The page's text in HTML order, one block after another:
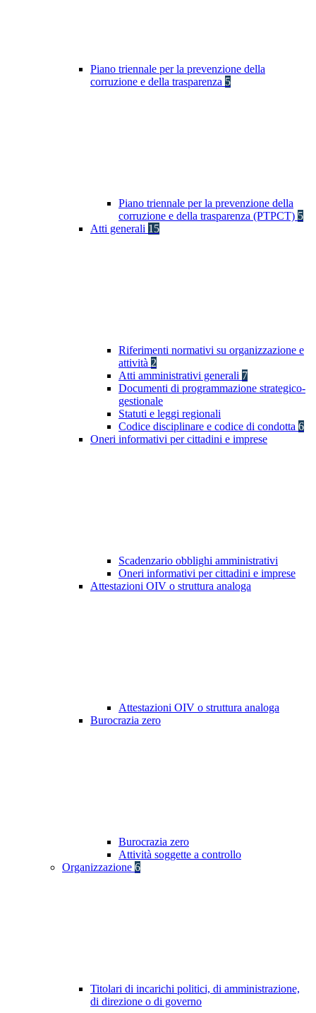
Piano triennale per la prevenzione della
corruzione e della trasparenza 5
Piano triennale per la prevenzione della
corruzione e della trasparenza (PTPCT) 5
Atti generali 15
Riferimenti normativi su organizzazione e
attività 2
Atti amministrativi generali 7
Documenti di programmazione strategico-
gestionale
Statuti e leggi regionali
Codice disciplinare e codice di condotta 6
Oneri informativi per cittadini e imprese
Scadenzario obblighi amministrativi
Oneri informativi per cittadini e imprese
Attestazioni OIV o struttura analoga
Attestazioni OIV o struttura analoga
Burocrazia zero
Burocrazia zero
Attività soggette a controllo
Organizzazione 6
Titolari di incarichi politici, di amministrazione,
di direzione o di governo